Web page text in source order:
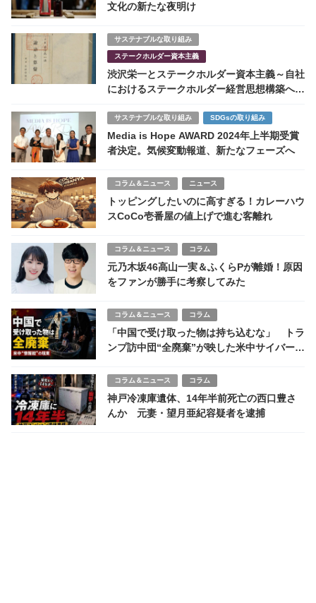
文化の新たな夜明け
サステナブルな取り組み
ステークホルダー資本主義
渋沢栄一とステークホルダー資本主義～自社
におけるステークホルダー経営思想構築への
サステナブルな取り組み SDGsの取り組み
Media is Hope AWARD 2024年上半期受賞
者決定。気候変動報道、新たなフェーズへ
コラム＆ニュース ニュース
トッピングしたいのに高すぎる！カレーハウ
スCoCo壱番屋の値上げで進む客離れ
コラム＆ニュース コラム
元乃木坂46高山一実＆ふくらPが離婚！原因
をファンが勝手に考察してみた
コラム＆ニュース コラム
「中国で受け取った物は持ち込むな」 トラ
ンプ訪中団“全廃棄”が映した米中サイバー戦
コラム＆ニュース コラム
神戸冷凍庫遺体、14年半前死亡の西口豊さ
んか 元妻・望月亜紀容疑者を逮捕